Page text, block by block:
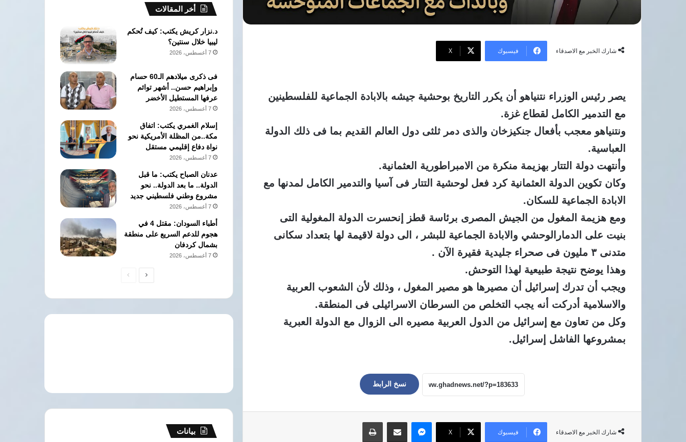
شارك الخبر مع الاصدقاء فيسبوك ‫X
يصر رئيس الوزراء نتنياهو أن يكرر التاريخ بوحشية جيشه بالابادة الجماعية للفلسطينين
مع التدمير الكامل لقطاع غزة.
ونتنياهو معجب بأفعال جنكيزخان والذى دمر ثلثى دول العالم القديم بما فى ذلك الدولة
العباسية.
وأنتهت دولة التتار بهزيمة منكرة من الامبراطورية العثمانية.
وكان تكوين الدولة العثمانية كرد فعل لوحشية التتار فى آسيا والتدمير الكامل لمدنها مع
الابادة الجماعية للسكان.
ومع هزيمة المغول من الجيش المصرى برئاسة قطز إنحسرت الدولة المغولية التى
بنيت على الدمارالوحشي والابادة الجماعية للبشر ، الى دولة لاقيمة لها بتعداد سكانى
متدنى ٣ مليون فى صحراء جليدية فقيرة الآن .
وهذا يوضح نتيجة طبيعية لهذا التوحش.
ويجب أن تدرك إسرائيل أن مصيرها هو مصير المغول ، وذلك لأن الشعوب العربية
والاسلامية أدركت أنه يجب التخلص من السرطان الاسرائيلى فى المنطقة.
وكل من تعاون مع إسرائيل من الدول العربية مصيره الى الزوال مع الدولة العبرية
بمشروعها الفاشل إسرائيل.
نسخ الرابط
شارك الخبر مع الاصدقاء فيسبوك ‫X
ماسنجر مشاركة عبر البريد طباعة
أخر المقالات
د.نزار كريش يكتب: كيف تُحكم
ليبيا خلال سنتين؟
7 أغسطس، 2026
فى ذكرى ميلادهم الـ60 حسام
وإبراهيم حسن.. أشهر توائم
عرفها المستطيل الأخضر
7 أغسطس، 2026
إسلام الغمري يكتب: اتفاق
مكة..من المظلة الأمريكية نحو
نواة دفاع إقليمي مستقل
7 أغسطس، 2026
عدنان الصباح يكتب: ما قبل
الدولة.. ما بعد الدولة.. نحو
مشروع وطني فلسطيني جديد
7 أغسطس، 2026
أطباء السودان: مقتل 4 في
هجوم للدعم السريع على منطقة
بشمال كردفان
7 أغسطس، 2026
الصفحةالصفحة
بيانات